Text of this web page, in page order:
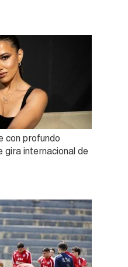
con profundo
gira internacional de